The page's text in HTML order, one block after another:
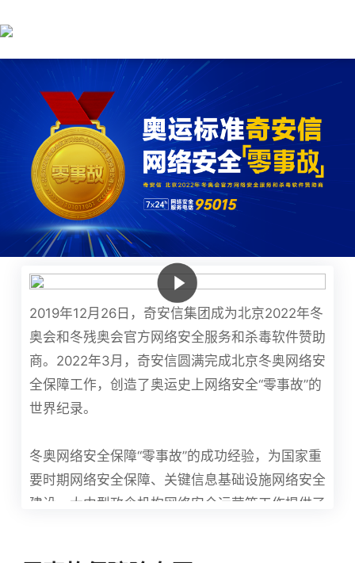
2019年12月26日，奇安信集团成为北京2022年冬
奥会和冬残奥会官方网络安全服务和杀毒软件赞助
商。2022年3月，奇安信圆满完成北京冬奥网络安
全保障工作，创造了奥运史上网络安全“零事故”的
世界纪录。
冬奥网络安全保障“零事故”的成功经验，为国家重
要时期网络安全保障、关键信息基础设施网络安全
建设、大中型政企机构网络安全运营等工作提供了